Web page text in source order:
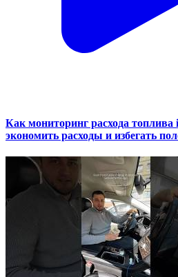
Как мониторинг расхода топлива
экономить расходы и избегать